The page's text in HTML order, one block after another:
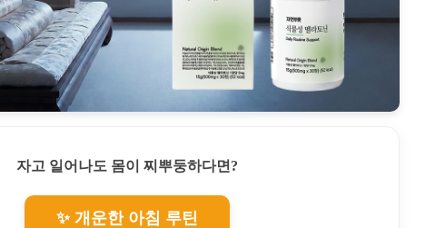
자고 일어나도 몸이 찌뿌둥하다면?
✨ 개운한 아침 루틴